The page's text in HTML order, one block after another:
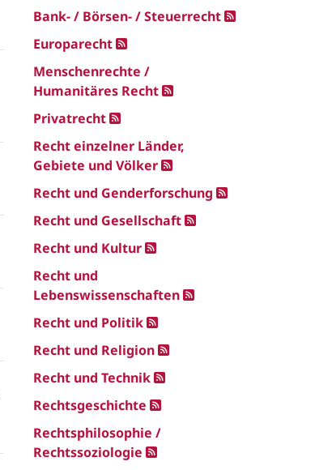
Bank- / Börsen- / Steuerrecht
Europarecht
Menschenrechte /
Humanitäres Recht
Privatrecht
Recht einzelner Länder,
Gebiete und Völker
Recht und Genderforschung
Recht und Gesellschaft
Recht und Kultur
Recht und
Lebenswissenschaften
Recht und Politik
Recht und Religion
Recht und Technik
Rechtsgeschichte
Rechtsphilosophie /
Rechtssoziologie